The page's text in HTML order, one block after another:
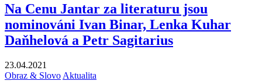
Na Cenu Jantar za literaturu jsou
nominováni Ivan Binar, Lenka Kuhar
Daňhelová a Petr Sagitarius
23.04.2021
Obraz & Slovo Aktualita